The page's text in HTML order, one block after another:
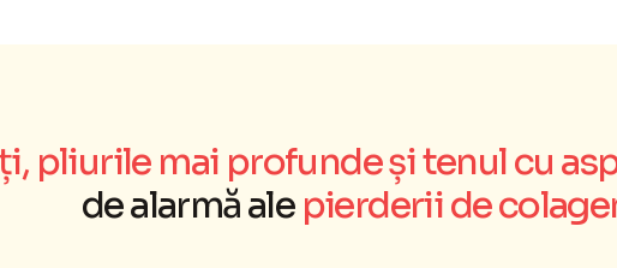
pliurile mai profunde și tenul cu
de alarmă ale pierderii de